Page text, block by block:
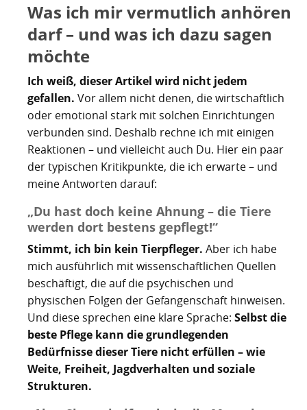
Was ich mir vermutlich anhören
darf – und was ich dazu sagen
möchte
Ich weiß, dieser Artikel wird nicht jedem
gefallen. Vor allem nicht denen, die wirtschaftlich
oder emotional stark mit solchen Einrichtungen
verbunden sind. Deshalb rechne ich mit einigen
Reaktionen – und vielleicht auch Du. Hier ein paar
der typischen Kritikpunkte, die ich erwarte – und
meine Antworten darauf:
„Du hast doch keine Ahnung – die Tiere
werden dort bestens gepflegt!“
Stimmt, ich bin kein Tierpfleger. Aber ich habe
mich ausführlich mit wissenschaftlichen Quellen
beschäftigt, die auf die psychischen und
physischen Folgen der Gefangenschaft hinweisen.
Und diese sprechen eine klare Sprache: Selbst die
beste Pflege kann die grundlegenden
Bedürfnisse dieser Tiere nicht erfüllen – wie
Weite, Freiheit, Jagdverhalten und soziale
Strukturen.